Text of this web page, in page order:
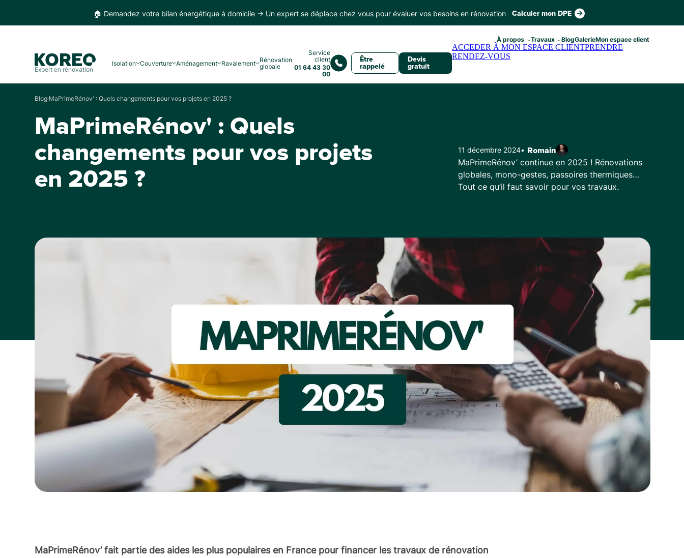
🏠 Demandez votre bilan énergétique à domicile → Un expert se déplace chez vous pour évaluer vos besoins en rénovation Calculer mon DPE
À propos Travaux BlogGalerieMon espace client
Expert en rénovation
Isolation Couverture Aménagement Ravalement Rénovation
globale
Service
client
01 64 43 30
00
Être
rappelé
Devis
gratuit
ACCEDER À MON ESPACE CLIENTPRENDRE
RENDEZ-VOUS
Blog MaPrimeRénov' : Quels changements pour vos projets en 2025 ?
MaPrimeRénov' : Quels
changements pour vos projets
en 2025 ?
11 décembre 2024• Romain
MaPrimeRénov’ continue en 2025 ! Rénovations
globales, mono-gestes, passoires thermiques…
Tout ce qu’il faut savoir pour vos travaux.
MaPrimeRénov’ fait partie des aides les plus populaires en France pour financer les travaux de rénovation